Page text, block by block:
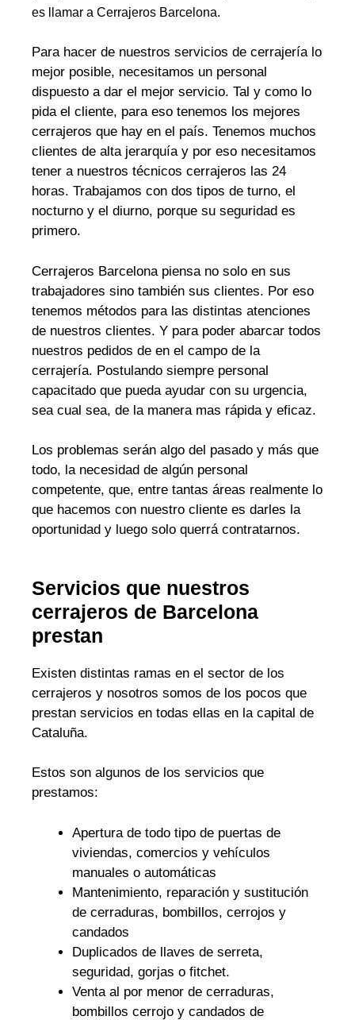
es llamar a Cerrajeros Barcelona.
Para hacer de nuestros servicios de cerrajería lo
mejor posible, necesitamos un personal
dispuesto a dar el mejor servicio. Tal y como lo
pida el cliente, para eso tenemos los mejores
cerrajeros que hay en el país. Tenemos muchos
clientes de alta jerarquía y por eso necesitamos
tener a nuestros técnicos cerrajeros las 24
horas. Trabajamos con dos tipos de turno, el
nocturno y el diurno, porque su seguridad es
primero.
Cerrajeros Barcelona piensa no solo en sus
trabajadores sino también sus clientes. Por eso
tenemos métodos para las distintas atenciones
de nuestros clientes. Y para poder abarcar todos
nuestros pedidos de en el campo de la
cerrajería. Postulando siempre personal
capacitado que pueda ayudar con su urgencia,
sea cual sea, de la manera mas rápida y eficaz.
Los problemas serán algo del pasado y más que
todo, la necesidad de algún personal
competente, que, entre tantas áreas realmente lo
que hacemos con nuestro cliente es darles la
oportunidad y luego solo querrá contratarnos.
Servicios que nuestros
cerrajeros de Barcelona
prestan
Existen distintas ramas en el sector de los
cerrajeros y nosotros somos de los pocos que
prestan servicios en todas ellas en la capital de
Cataluña.
Estos son algunos de los servicios que
prestamos:
Apertura de todo tipo de puertas de
viviendas, comercios y vehículos
manuales o automáticas
Mantenimiento, reparación y sustitución
de cerraduras, bombillos, cerrojos y
candados
Duplicados de llaves de serreta,
seguridad, gorjas o fitchet.
Venta al por menor de cerraduras,
bombillos cerrojo y candados de